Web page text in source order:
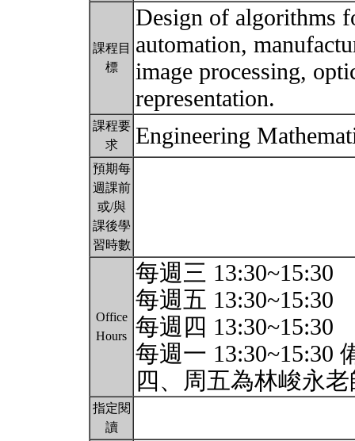
課程目
標
Design of algorithms
automation,
image processing,
representation.
課程要
求
Engineering
預期每
週課前
或/與
課後學
習時數
Office
Hours
每週三 13:30~15:30
每週五 13:30~15:30
每週四 13:30~15:30
每週一 13:30~15:30
四、周五為林峻永
指定閱
讀